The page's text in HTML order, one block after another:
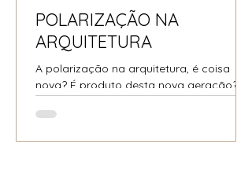
POLARIZAÇÃO NA
ARQUITETURA
A polarização na arquitetura, é coisa
nova? É produto desta nova geração? O
a letra sobre isso em 1983...